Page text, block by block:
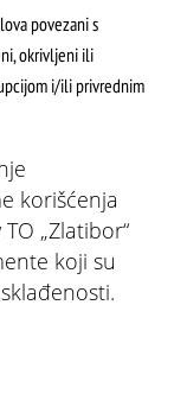
povezani s
okrivljeni ili
i/ili privrednim
korišćenja
„Zlatibor“
koji su